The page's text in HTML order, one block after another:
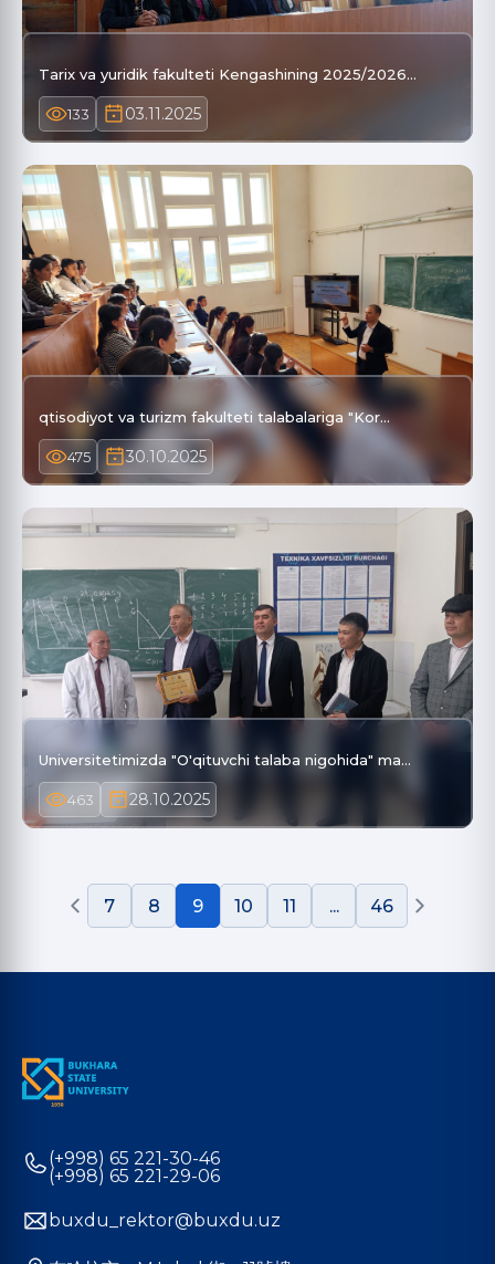
Tarix va yuridik fakulteti Kengashining 2025/2026…
133 03.11.2025
qtisodiyot va turizm fakulteti talabalariga "Kor…
475 30.10.2025
Universitetimizda "O'qituvchi talaba nigohida" ma…
463 28.10.2025
7 8 9 10 11 ... 46
(+998) 65 221-30-46
(+998) 65 221-29-06
buxdu_rektor@buxdu.uz